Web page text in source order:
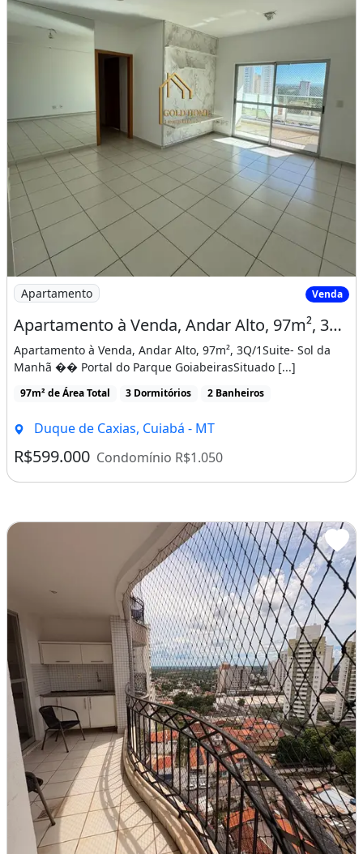
Imagem: Apartamento à Venda, Andar Alto, 97m²
Apartamento Venda
Apartamento à Venda, Andar Alto, 97m², 3Q/1Suite- Sol da Manhã ��Ed. Portal do Pa
Apartamento à Venda, Andar Alto, 97m², 3Q/1Suite- Sol da
Manhã �� Portal do Parque GoiabeirasSituado [...]
97m² de Área Total 3 Dormitórios 2 Banheiros
Duque de Caxias, Cuiabá - MT
R$599.000 Condomínio R$1.050